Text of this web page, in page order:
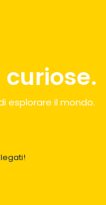
esplorare il mondo.